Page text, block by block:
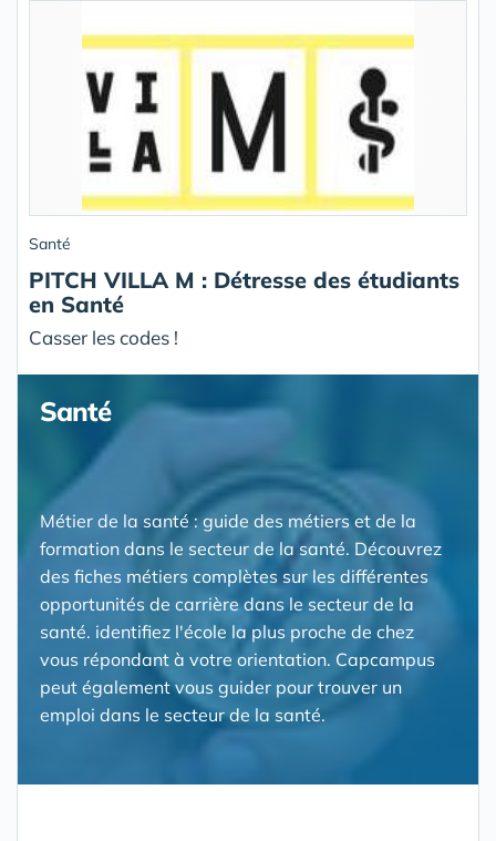
Santé
PITCH VILLA M : Détresse des étudiants
en Santé
Casser les codes !
Santé
Métier de la santé : guide des métiers et de la
formation dans le secteur de la santé. Découvrez
des fiches métiers complètes sur les différentes
opportunités de carrière dans le secteur de la
santé. identifiez l'école la plus proche de chez
vous répondant à votre orientation. Capcampus
peut également vous guider pour trouver un
emploi dans le secteur de la santé.